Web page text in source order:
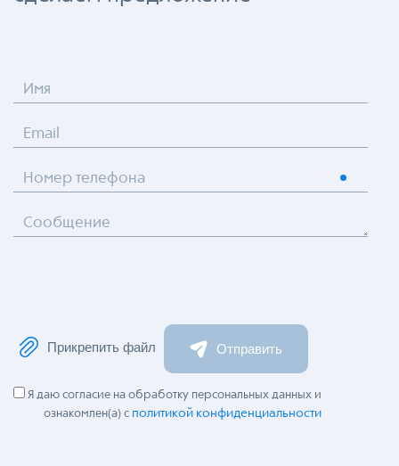
Имя
Email
Номер телефона
Сообщение
Прикрепить файл Отправить
Я даю согласие на обработку персональных данных и
ознакомлен(а) с политикой конфиденциальности